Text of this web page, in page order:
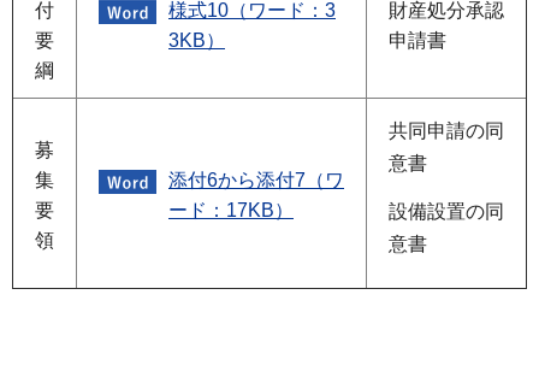
付
要
綱
様式10（ワード：3
3KB）
財産処分承認
申請書
募
集
要
領
添付6から添付7（ワ
ード：17KB）
共同申請の同
意書
設備設置の同
意書